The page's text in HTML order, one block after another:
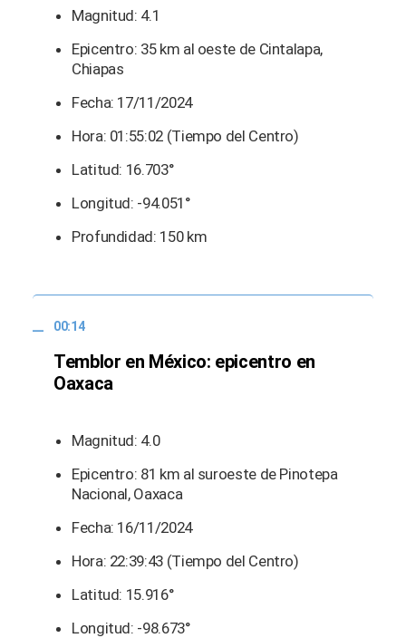
Magnitud: 4.1
Epicentro: 35 km al oeste de Cintalapa,
Chiapas
Fecha: 17/11/2024
Hora: 01:55:02 (Tiempo del Centro)
Latitud: 16.703°
Longitud: -94.051°
Profundidad: 150 km
00:14
Temblor en México: epicentro en
Oaxaca
Magnitud: 4.0
Epicentro: 81 km al suroeste de Pinotepa
Nacional, Oaxaca
Fecha: 16/11/2024
Hora: 22:39:43 (Tiempo del Centro)
Latitud: 15.916°
Longitud: -98.673°